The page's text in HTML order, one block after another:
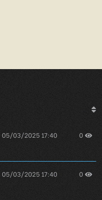
05/03/2025 17:40 0
05/03/2025 17:40 0